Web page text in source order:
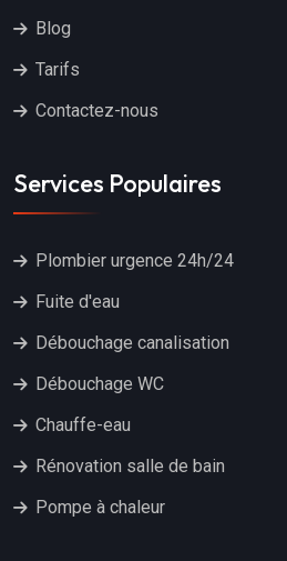
Blog
Tarifs
Contactez-nous
Services Populaires
Plombier urgence 24h/24
Fuite d'eau
Débouchage canalisation
Débouchage WC
Chauffe-eau
Rénovation salle de bain
Pompe à chaleur